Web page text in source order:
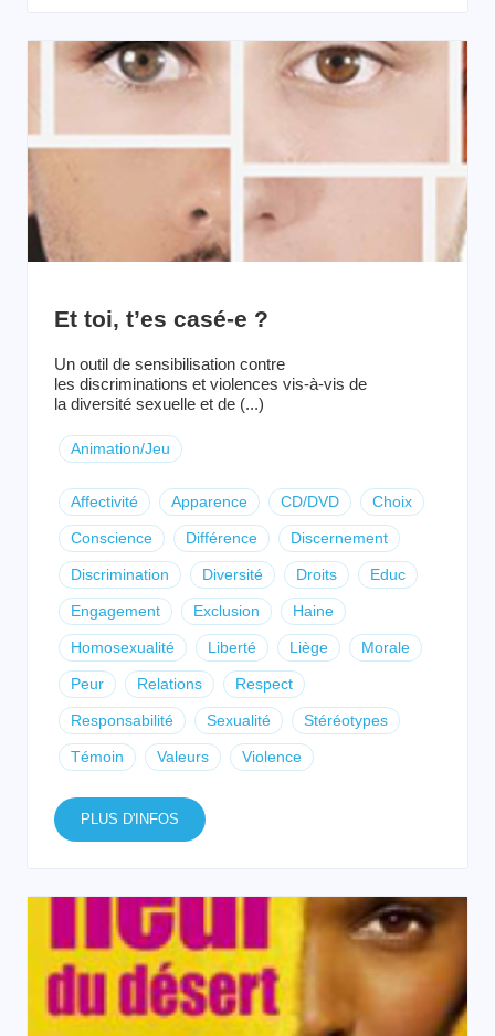
Et toi, t’es casé-e ?
Un outil de sensibilisation contre
les discriminations et violences vis-à-vis de
la diversité sexuelle et de (...)
Animation/Jeu
Affectivité Apparence CD/DVD Choix
Conscience Différence Discernement
Discrimination Diversité Droits Educ
Engagement Exclusion Haine
Homosexualité Liberté Liège Morale
Peur Relations Respect
Responsabilité Sexualité Stéréotypes
Témoin Valeurs Violence
PLUS D'INFOS